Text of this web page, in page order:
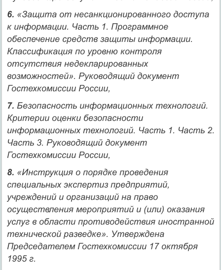
6. «Защита от несанкционированного доступа
к информации. Часть 1. Программное
обеспечение средств защиты информации.
Классификация по уровню контроля
отсутствия недекларированных
возможностей». Руководящий документ
Гостехкомиссии России,
7. Безопасность информационных технологий.
Критерии оценки безопасности
информационных технологий. Часть 1. Часть 2.
Часть 3. Руководящий документ
Гостехкомиссии России,
8. «Инструкция о порядке проведения
специальных экспертиз предприятий,
учреждений и организаций на право
осуществления мероприятий и (или) оказания
услуг в области противодействия иностранной
технической разведке». Утверждена
Председателем Гостехкомиссии 17 октября
1995 г.